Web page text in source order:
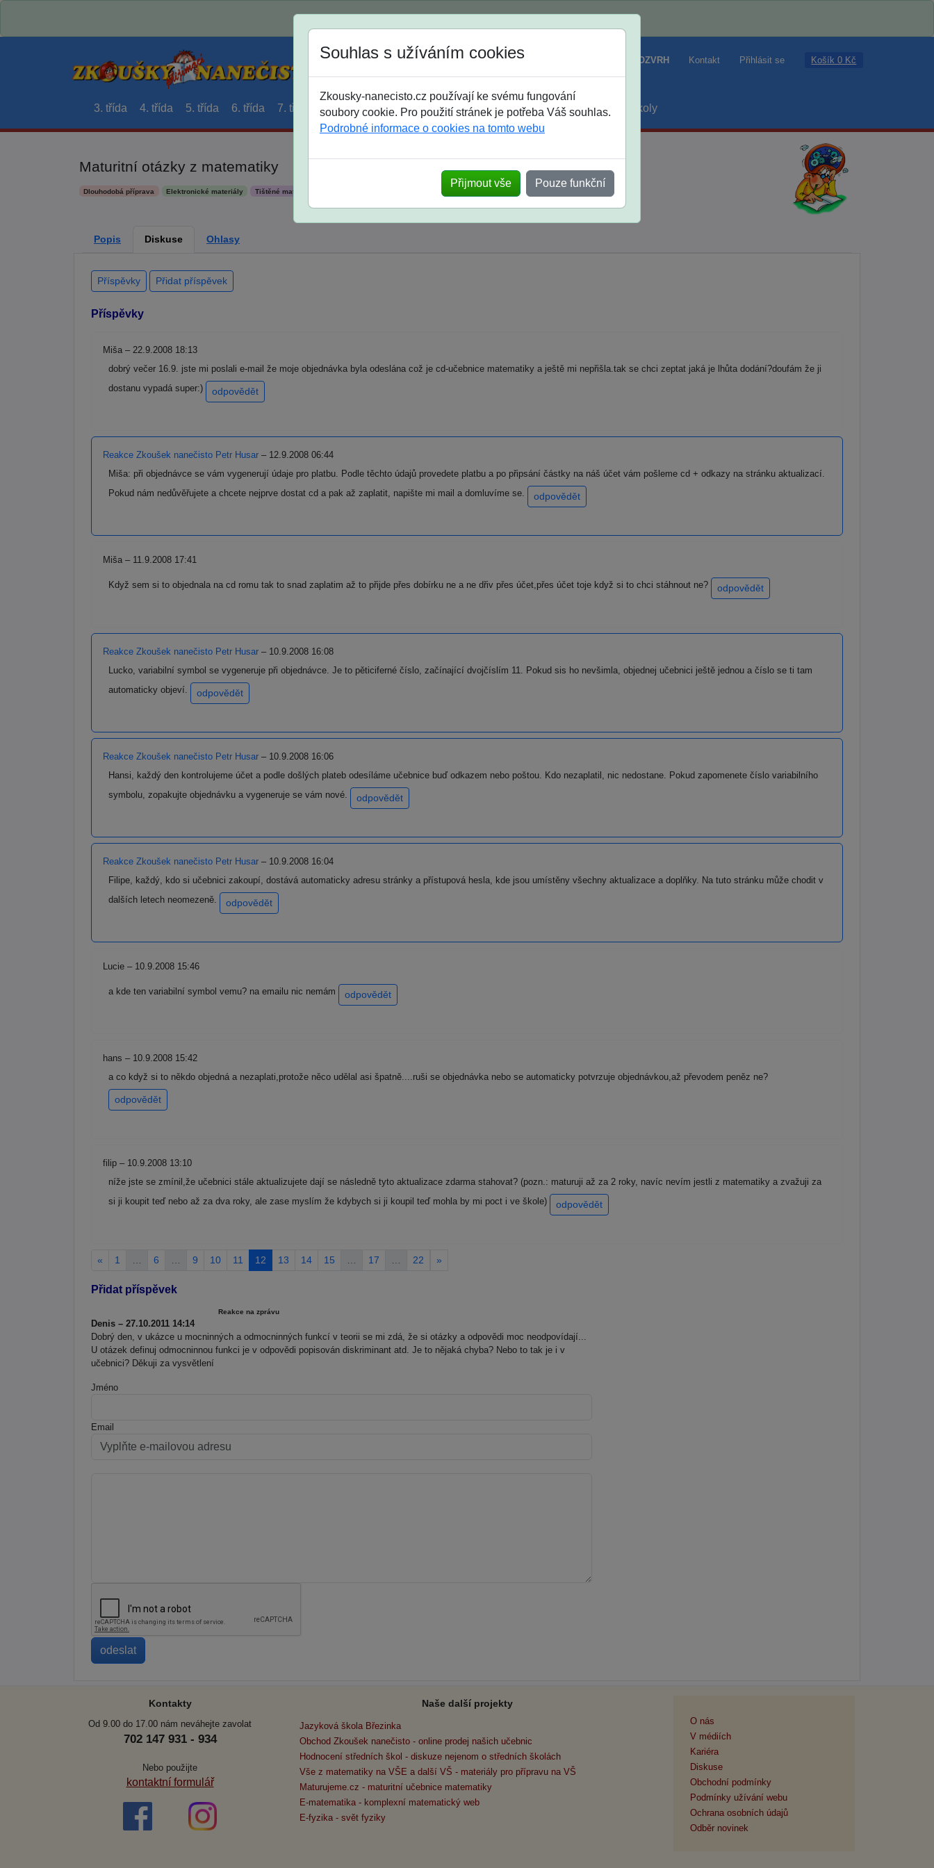
Jak si vybrat ROZVRH Kontakt Přihlásit se Košík 0 Kč
3. třída 4. třída 5. třída 6. třída 7. třída 8. třída 9. třída střední maturanti soutěže prázdniny školy
Maturitní otázky z matematiky
Dlouhodobá příprava Elektronické materiály Tištěné materiály
Popis Diskuse Ohlasy
Souhlas s užíváním cookies
Zkousky-nanecisto.cz používají ke svému fungování
soubory cookie. Pro použití stránek je potřeba Váš souhlas.
Podrobné informace o cookies na tomto webu
Přijmout vše Pouze funkční
Příspěvky Přidat příspěvek
Příspěvky
Miša – 22.9.2008 18:13
dobrý večer 16.9. jste mi poslali e-mail že moje objednávka byla odeslána což je cd-učebnice matematiky a ještě mi nepřišla.tak se chci zeptat jaká je lhůta dodání?doufám že ji
dostanu vypadá super:)
odpovědět
Reakce Zkoušek nanečisto Petr Husar – 12.9.2008 06:44
Miša: při objednávce se vám vygenerují údaje pro platbu. Podle těchto údajů provedete platbu a po připsání částky na náš účet vám pošleme cd + odkazy na stránku aktualizací.
Pokud nám nedůvěřujete a chcete nejprve dostat cd a pak až zaplatit, napište mi mail a domluvíme se.
odpovědět
Miša – 11.9.2008 17:41
Když sem si to objednala na cd romu tak to snad zaplatim až to přijde přes dobírku ne a ne dřiv přes účet,přes účet toje když si to chci stáhnout ne? odpovědět
Reakce Zkoušek nanečisto Petr Husar – 10.9.2008 16:08
Lucko, variabilní symbol se vygeneruje při objednávce. Je to pěticiferné číslo, začínající dvojčíslím 11. Pokud sis ho nevšimla, objednej učebnici ještě jednou a číslo se ti tam
automaticky objeví.
odpovědět
Reakce Zkoušek nanečisto Petr Husar – 10.9.2008 16:06
Hansi, každý den kontrolujeme účet a podle došlých plateb odesíláme učebnice buď odkazem nebo poštou. Kdo nezaplatil, nic nedostane. Pokud zapomenete číslo variabilního
symbolu, zopakujte objednávku a vygeneruje se vám nové.
odpovědět
Reakce Zkoušek nanečisto Petr Husar – 10.9.2008 16:04
Filipe, každý, kdo si učebnici zakoupí, dostává automaticky adresu stránky a přístupová hesla, kde jsou umístěny všechny aktualizace a doplňky. Na tuto stránku může chodit v
dalších letech neomezeně.
odpovědět
Lucie – 10.9.2008 15:46
a kde ten variabilní symbol vemu? na emailu nic nemám odpovědět
hans – 10.9.2008 15:42
a co když si to někdo objedná a nezaplati,protože něco udělal asi špatně....ruši se objednávka nebo se automaticky potvrzuje objednávkou,až převodem peněz ne?
odpovědět
filip – 10.9.2008 13:10
níže jste se zmínil,že učebnici stále aktualizujete dají se následně tyto aktualizace zdarma stahovat? (pozn.: maturuji až za 2 roky, navíc nevím jestli z matematiky a zvažuji za
si ji koupit teď nebo až za dva roky, ale zase myslím že kdybych si ji koupil teď mohla by mi poct i ve škole)
odpovědět
« 1 6 9 10 11 12 13 14 15 17 22 »
Přidat příspěvek
Reakce na zprávu
Denis – 27.10.2011 14:14
Dobrý den, v ukázce u mocninných a odmocninných funkcí v teorii se mi zdá, že si otázky a odpovědi moc neodpovídají...
U otázek definuj odmocninnou funkci je v odpovědi popisován diskriminant atd. Je to nějaká chyba? Nebo to tak je i v
učebnici? Děkuji za vysvětlení
Jméno
Email
Kontakty
Od 9.00 do 17.00 nám neváhejte zavolat
702 147 931 - 934
Nebo použijte
kontaktní formulář
Naše další projekty
Jazyková škola Březinka
Obchod Zkoušek nanečisto - online prodej našich učebnic
Hodnocení středních škol - diskuze nejenom o středních školách
Vše z matematiky na VŠE a další VŠ - materiály pro přípravu na VŠ
Maturujeme.cz - maturitní učebnice matematiky
E-matematika - komplexní matematický web
E-fyzika - svět fyziky
O nás
V médiích
Kariéra
Diskuse
Obchodní podmínky
Podmínky užívání webu
Ochrana osobních údajů
Odběr novinek